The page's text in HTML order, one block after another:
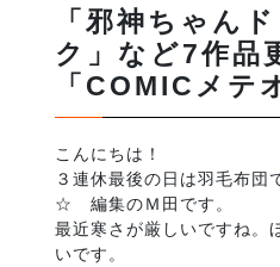
「邪神ちゃん
ク」など7作
「COMICメテ
こんにちは！
３連休最後の日は羽毛布団
☆ 編集のＭ田です。
最近寒さが厳しいですね。
いです。